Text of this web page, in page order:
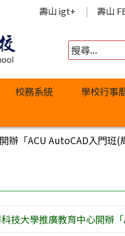
壽山 igt+ 壽山
校務系統 學校行事
辦「ACU AutoCAD入門班
技大學推廣教育中心開辦